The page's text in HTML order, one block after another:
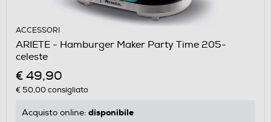
ACCESSORI
ARIETE - Hamburger Maker Party Time 205-
celeste
€ 49,90
€ 50,00consigliato
Acquisto online: disponibile